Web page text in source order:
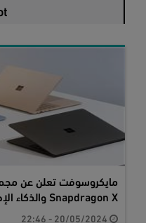
مايكروسوفت تعلن عن
Snapdragon X والذكاء الإصطناعي Copilot